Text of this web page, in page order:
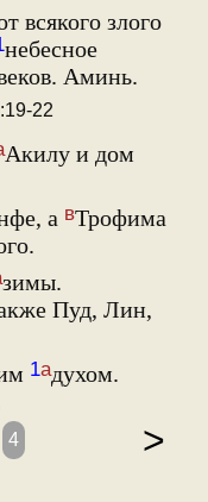
всякого злого
небесное
Аминь.
22
Акилу и дом
а вТрофима
зимы.
Пуд, Лин,
1адухом.
4 >